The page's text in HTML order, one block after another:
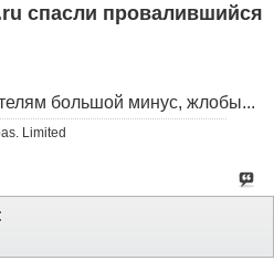
спасли провалившийся
большой минус, жлобы...
Limited